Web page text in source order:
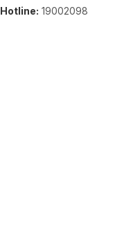
Hotline: 19002098